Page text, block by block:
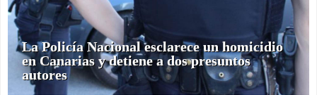
La Policía Nacional esclarece un homicidio
en Canarias y detiene a dos presuntos
autores